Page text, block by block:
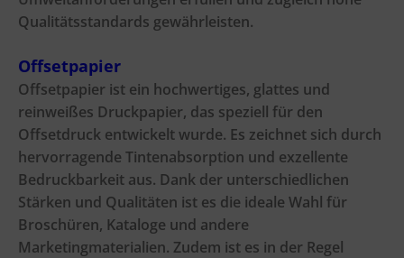
Qualitätsstandards gewährleisten.
Offsetpapier
Offsetpapier ist ein hochwertiges, glattes und
reinweißes Druckpapier, das speziell für den
Offsetdruck entwickelt wurde. Es zeichnet sich durch
hervorragende Tintenabsorption und exzellente
Bedruckbarkeit aus. Dank der unterschiedlichen
Stärken und Qualitäten ist es die ideale Wahl für
Broschüren, Kataloge und andere
Marketingmaterialien. Zudem ist es in der Regel